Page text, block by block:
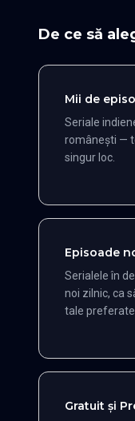
De ce să
Mii de
Seriale
românești —
singur loc.
Episoade
Serialele în
noi zilnic, ca
tale preferate.
Gratuit și